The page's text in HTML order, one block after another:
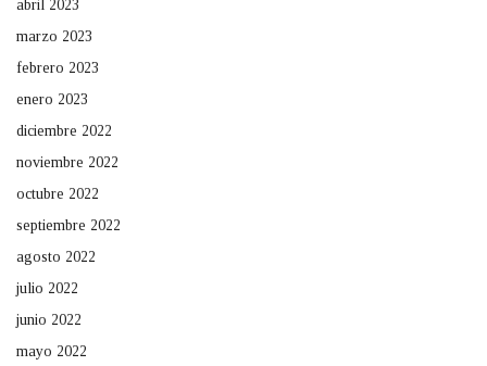
abril 2023
marzo 2023
febrero 2023
enero 2023
diciembre 2022
noviembre 2022
octubre 2022
septiembre 2022
agosto 2022
julio 2022
junio 2022
mayo 2022